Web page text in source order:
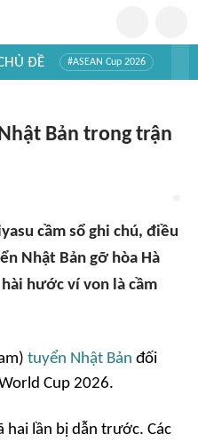
ĐỀ #ASEAN Cup 2026
Bản trong trận
cầm sổ ghi chú, điều
Nhật Bản gỡ hòa Hà
hước ví von là cầm
tuyển Nhật Bản đối
Cup 2026.
hai lần bị dẫn trước. Các